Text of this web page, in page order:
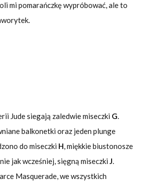
mi pomarańczkę wypróbować, ale to
Jude siegają zaledwie miseczki G.
balkonetki oraz jeden plunge
do miseczki H, miękkie biustonosze
jak wcześniej, sięgną miseczki J.
Masquerade, we wszystkich